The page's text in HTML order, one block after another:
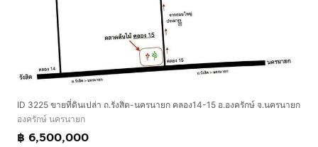
ID 3225 ขายที่ดินเปล่า ถ.รังสิต-นครนายก คลอง14-15 อ.องครักษ์ จ.นครนายก
องครักษ์ นครนายก
฿ 6,500,000